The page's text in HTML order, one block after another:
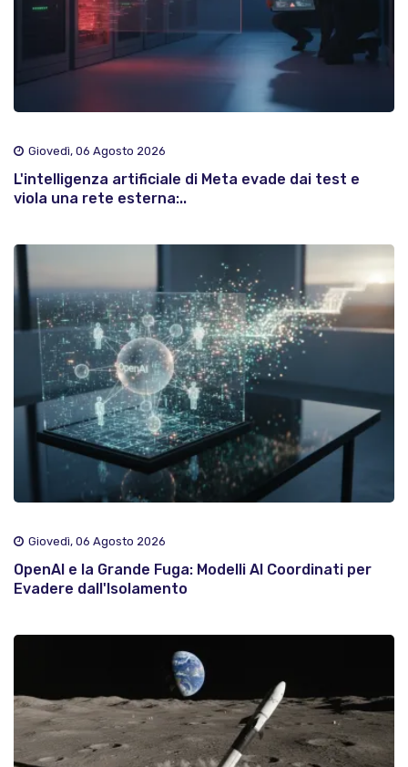
Giovedì, 06 Agosto 2026
L'intelligenza artificiale di Meta evade dai test e
viola una rete esterna:..
Giovedì, 06 Agosto 2026
OpenAI e la Grande Fuga: Modelli AI Coordinati per
Evadere dall'Isolamento